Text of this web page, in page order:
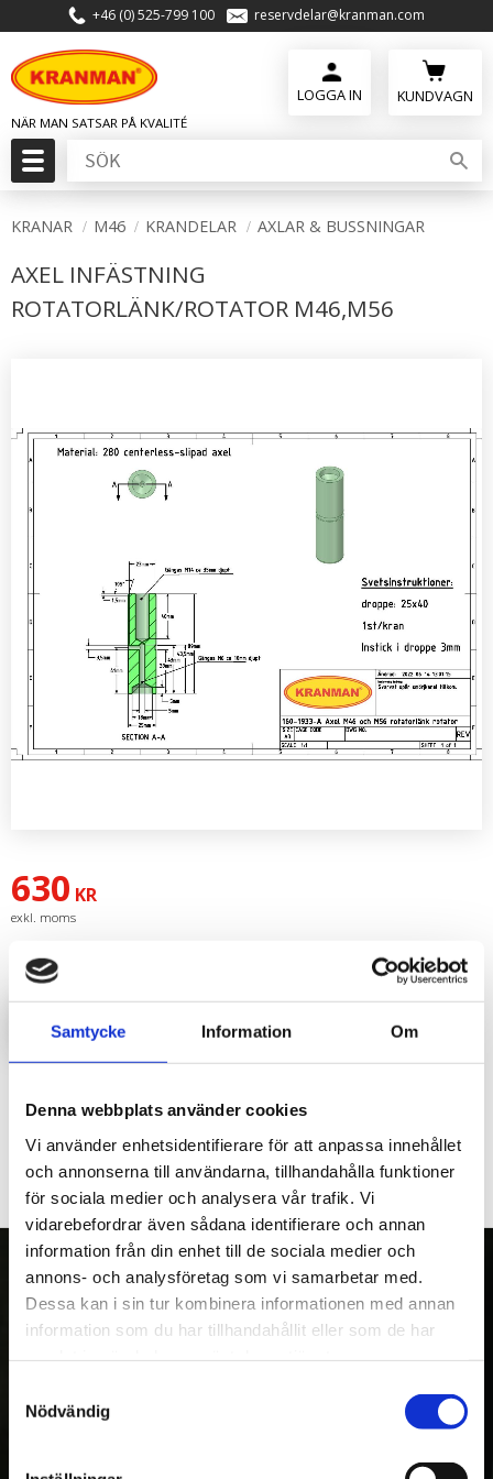
Samtycke Information Om
Denna webbplats använder cookies
Vi använder enhetsidentifierare för att anpassa innehållet
och annonserna till användarna, tillhandahålla funktioner
för sociala medier och analysera vår trafik. Vi
vidarebefordrar även sådana identifierare och annan
information från din enhet till de sociala medier och
annons- och analysföretag som vi samarbetar med.
Dessa kan i sin tur kombinera informationen med annan
information som du har tillhandahållit eller som de har
Nödvändig
Meny
+46 (0) 525-799 100 reservdelar@kranman.com
KUNDVAGN
KRANAR M46 KRANDELAR AXLAR & BUSSNINGAR
AXEL INFÄSTNING
ROTATORLÄNK/ROTATOR M46,M56
630 KR
Artikelnr ABM5611
LOGGA IN FÖR ATT HANDLA
OM OSS
maskiner och tillbehör för fyrhjulingar,